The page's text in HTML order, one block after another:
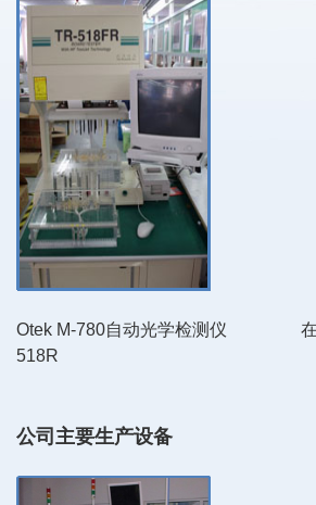
Otek M-780自动光学检测仪 在
518R
公司主要生产设备